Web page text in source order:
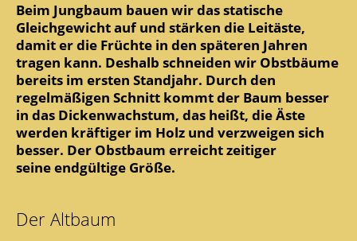
Beim Jungbaum bauen wir das statische
Gleichgewicht auf und stärken die Leitäste,
damit er die Früchte in den späteren Jahren
tragen kann. Deshalb schneiden wir Obstbäume
bereits im ersten Standjahr. Durch den
regelmäßigen Schnitt kommt der Baum besser
in das Dickenwachstum, das heißt, die Äste
werden kräftiger im Holz und verzweigen sich
besser. Der Obstbaum erreicht zeitiger
seine endgültige Größe.
Der Altbaum